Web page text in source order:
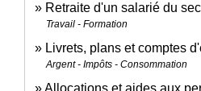
Retraite d'un salarié du
Travail - Formation
Livrets, plans et comptes
Argent - Impôts - Consommation
Allocations et aides aux